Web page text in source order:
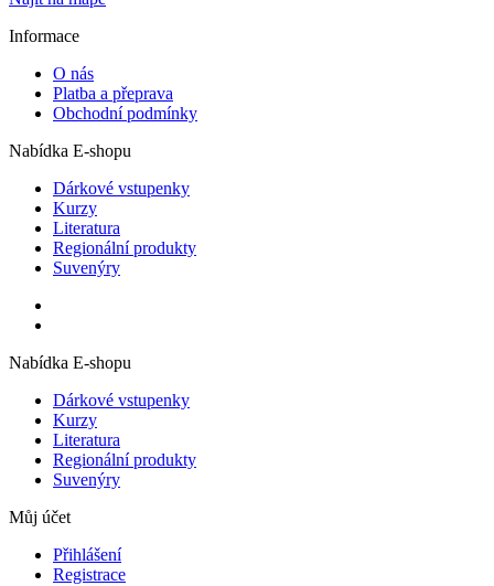
Informace
O nás
Platba a přeprava
Obchodní podmínky
Nabídka E-shopu
Dárkové vstupenky
Kurzy
Literatura
Regionální produkty
Suvenýry
Nabídka E-shopu
Dárkové vstupenky
Kurzy
Literatura
Regionální produkty
Suvenýry
Můj účet
Přihlášení
Registrace